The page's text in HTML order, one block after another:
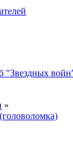
"Звездных
»